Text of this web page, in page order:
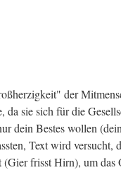
der
sie sich für die
dein Bestes wollen
Text wird versucht,
frisst Hirn), um das